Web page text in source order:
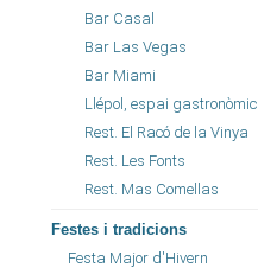
Bar Casal
Bar Las Vegas
Bar Miami
Llépol, espai gastronòmic
Rest. El Racó de la Vinya
Rest. Les Fonts
Rest. Mas Comellas
Festes i tradicions
Festa Major d'Hivern